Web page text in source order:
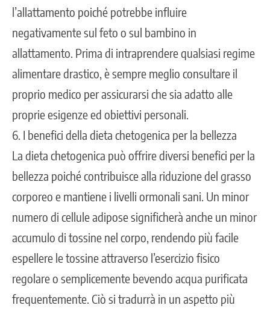
l’allattamento poiché potrebbe influire
negativamente sul feto o sul bambino in
allattamento. Prima di intraprendere qualsiasi regime
alimentare drastico, è sempre meglio consultare il
proprio medico per assicurarsi che sia adatto alle
proprie esigenze ed obiettivi personali.
6. I benefici della dieta chetogenica per la bellezza
La dieta chetogenica può offrire diversi benefici per la
bellezza poiché contribuisce alla riduzione del grasso
corporeo e mantiene i livelli ormonali sani. Un minor
numero di cellule adipose significherà anche un minor
accumulo di tossine nel corpo, rendendo più facile
espellere le tossine attraverso l’esercizio fisico
regolare o semplicemente bevendo acqua purificata
frequentemente. Ciò si tradurrà in un aspetto più